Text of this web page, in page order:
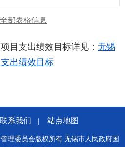
部表格信息
目支出绩效目标详见： 无锡
出绩效目标
联系我们 站点地图
理委员会版权所有 无锡市人民政府国